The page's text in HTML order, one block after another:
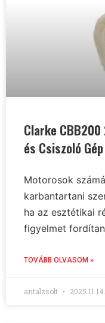
Clarke
és Csiszoló
Motorosok
karbantartani
ha az esztétikai
figyelmet
TOVÁBB OLVASOM »
antalzsolt 2025.11.14.